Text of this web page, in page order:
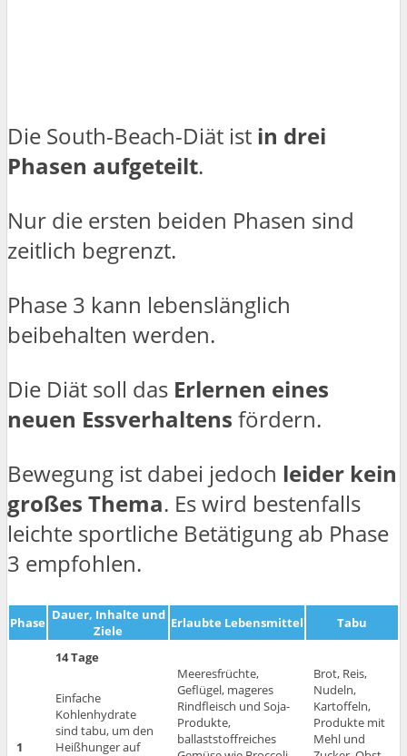
Die South-Beach-Diät ist in drei
Phasen aufgeteilt.
Nur die ersten beiden Phasen sind
zeitlich begrenzt.
Phase 3 kann lebenslänglich
beibehalten werden.
Die Diät soll das Erlernen eines
neuen Essverhaltens fördern.
Bewegung ist dabei jedoch leider kein
großes Thema. Es wird bestenfalls
leichte sportliche Betätigung ab Phase
3 empfohlen.
Phase Dauer, Inhalte und
Ziele
Erlaubte Lebensmittel Tabu
1
14 Tage
Einfache
Kohlenhydrate
sind tabu, um den
Heißhunger auf
Meeresfrüchte,
Geflügel, mageres
Rindfleisch und Soja-
Produkte,
ballaststoffreiches
Brot, Reis,
Nudeln,
Kartoffeln,
Produkte mit
Mehl und